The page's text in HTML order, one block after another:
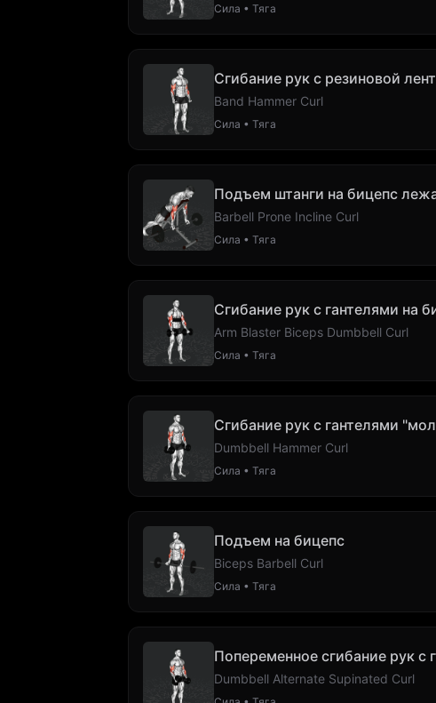
Сила • Тяга
Сгибание рук с резиновой
Band Hammer Curl
Сила • Тяга
Подъем штанги на бицепс
Barbell Prone Incline Curl
Сила • Тяга
Сгибание рук с гантелями на
Arm Blaster Biceps Dumbbell Curl
Сила • Тяга
Сгибание рук с гантелями
Dumbbell Hammer Curl
Сила • Тяга
Подъем на бицепс
Biceps Barbell Curl
Сила • Тяга
Попеременное сгибание рук с
Dumbbell Alternate Supinated Curl